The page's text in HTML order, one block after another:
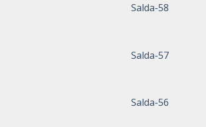
Salda-58
Salda-57
Salda-56